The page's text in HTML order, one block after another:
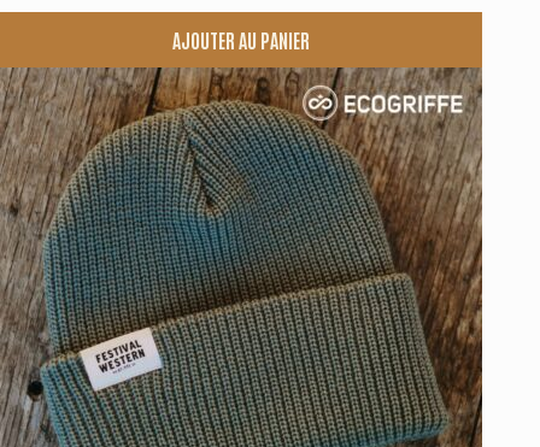
AJOUTER AU PANIER